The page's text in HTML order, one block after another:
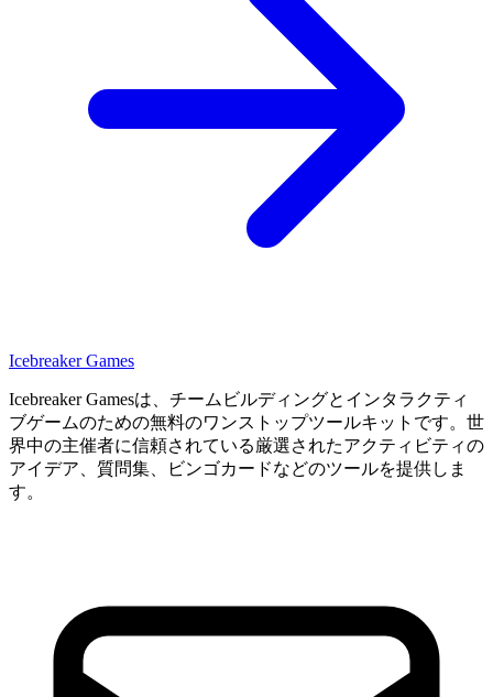
Icebreaker Games
Icebreaker Gamesは、チームビルディングとインタラクティ
ブゲームのための無料のワンストップツールキットです。世
界中の主催者に信頼されている厳選されたアクティビティの
アイデア、質問集、ビンゴカードなどのツールを提供しま
す。